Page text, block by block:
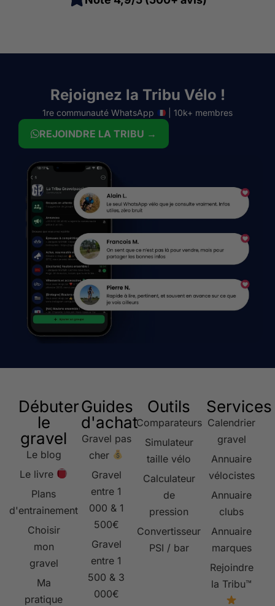
Rejoignez la Tribu Vélo !
1re communauté WhatsApp | 10k+ membres
REJOINDRE LA TRIBU →
Débuter
le
gravel
Le blog
Le livre
Plans
d'entrainement
Choisir
mon
gravel
Ma
pratique
Guides
d'achat
Gravel pas
cher
Gravel
entre 1
000 & 1
500€
Gravel
entre 1
500 & 3
000€
Outils
Comparateurs
Simulateur
taille vélo
Calculateur
de
pression
Convertisseur
PSI / bar
Services
Calendrier
gravel
Annuaire
vélocistes
Annuaire
clubs
Annuaire
marques
Rejoindre
la Tribu™